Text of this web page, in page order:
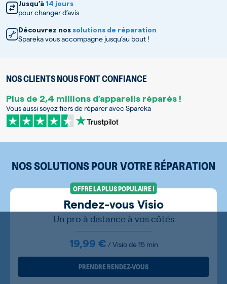
Jusqu’à 14 jours
pour changer d’avis
Découvrez nos solutions de réparation
Spareka vous accompagne jusqu’au bout !
NOS CLIENTS NOUS FONT CONFIANCE
Plus de 2,4 millions d’appareils réparés !
Vous aussi soyez fiers de réparer avec Spareka
NOS SOLUTIONS POUR VOTRE RÉPARATION
OFFRE LA PLUS POPULAIRE !
Rendez-vous Visio
Un pro à distance à vos côtés
19,99 € / Visio de 15 min
PRENDRE RENDEZ-VOUS